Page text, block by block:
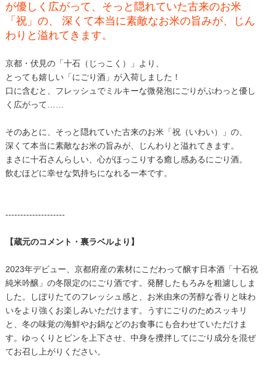
が優しく広がって、そっと隠れていた古来のお米
「祝」の、 深くて本当に素敵なお米の旨みが、じん
わりと溢れてきます。
京都・伏見の「十石（じっこく）」より、
とっても嬉しい「にごり酒」が入荷しました！
口に含むと、フレッシュでミルキーな微発泡にごりがぷわっと優し
く広がって……
そのあとに、そっと隠れていた古来のお米「祝（いわい）」の、
深くて本当に素敵なお米の旨みが、じんわりと溢れてきます。
まさに十石さんらしい、心がほっこりする癒し感あるにごり酒。
飲むほどに幸せな気持ちになれる一本です。
--------------------
【蔵元のコメント・裏ラベルより】
2023年デビュー、京都府産の素材にこだわって醸す日本酒「十石祝
純米吟醸」の冬限定のにごり酒です。発酵したもろみを粗濾ししま
した。しぼりたてのフレッシュ感と、お米由来の芳醇な香りと味わ
いをより強くお楽しみいただけます。うすにごりのためスッキリ
と、冬の味覚の海鮮やお鍋などのお食事にも合わせていただけま
す。ゆっくりとビンを上下させ、中身を攪拌してにごり成分を混ぜ
てお召し上がりください。